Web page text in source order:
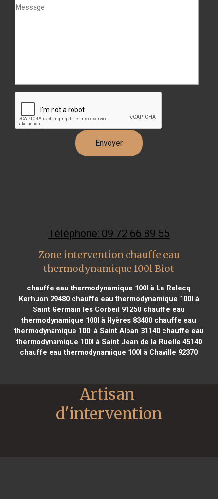
Téléphone: 09 72 66 89 55
Zone intervention chauffe eau
thermodynamique 100l Biot
chauffe eau thermodynamique 100l à Le Relecq
Kerhuon 29480chauffe eau thermodynamique 100l à
Saint Germain lès Corbeil 91250 chauffe eau
thermodynamique 100l à Hyères 83400 chauffe eau
thermodynamique 100l à Saint Alban 31140chauffe eau
thermodynamique 100l à Saint Jean de la Ruelle 45140
chauffe eau thermodynamique 100l à Chaville 92370
Artisan
d'intervention